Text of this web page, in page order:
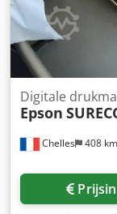
Chelles 408 km
Digitale
Epson